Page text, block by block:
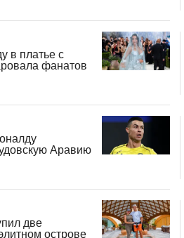
в платье с
фанатов
Аравию
две
острове